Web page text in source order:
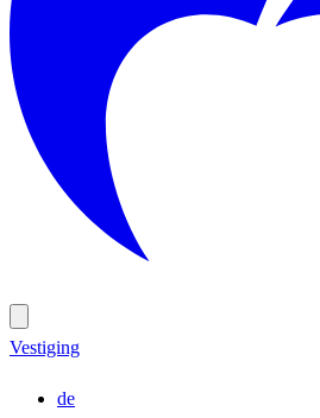
Vestiging
de